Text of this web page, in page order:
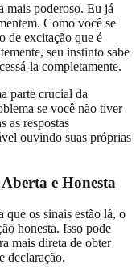
mais poderoso. Eu já
Como você se
de excitação que é
seu instinto sabe
la completamente.
parte crucial da
se você não tiver
as respostas
ouvindo suas próprias
e Honesta
que os sinais estão lá, o
honesta. Isso pode
mais direta de obter
declaração.